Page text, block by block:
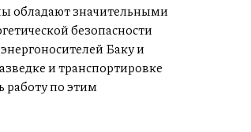
обладают значительными
безопасности
Баку и
и транспортировке
работу по этим